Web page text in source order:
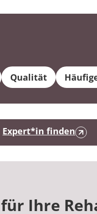
Qualität
Expert*in finden
Ihre